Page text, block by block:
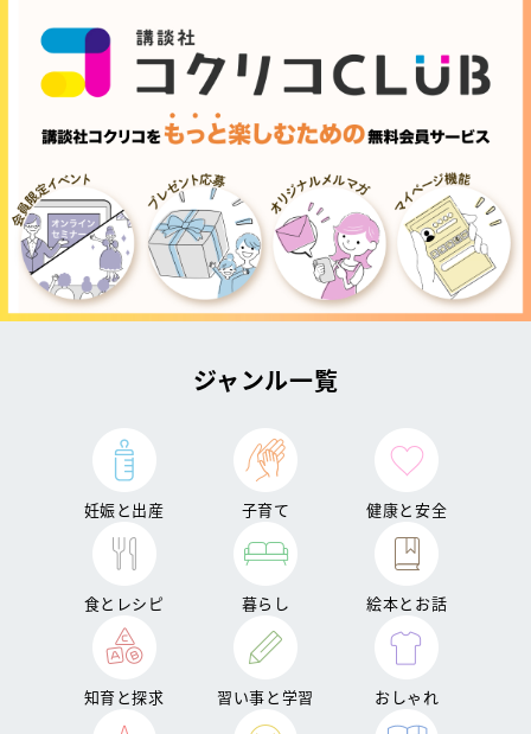
ジャンル一覧
妊娠と出産 子育て 健康と安全
食とレシピ 暮らし 絵本とお話
知育と探求 習い事と学習 おしゃれ